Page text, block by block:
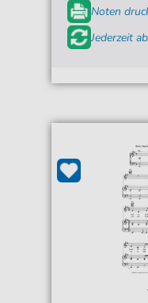
Noten
Jederzeit